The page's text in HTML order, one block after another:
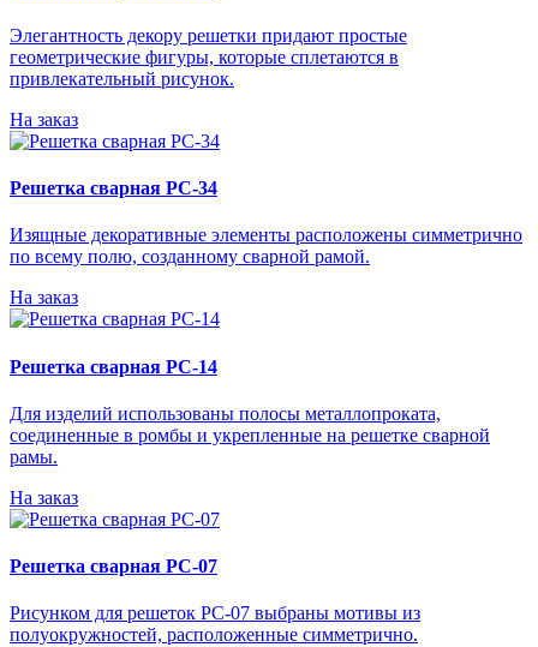
Элегантность декору решетки придают простые
геометрические фигуры, которые сплетаются в
привлекательный рисунок.
На заказ
Решетка сварная РС-34
Изящные декоративные элементы расположены симметрично
по всему полю, созданному сварной рамой.
На заказ
Решетка сварная РС-14
Для изделий использованы полосы металлопроката,
соединенные в ромбы и укрепленные на решетке сварной
рамы.
На заказ
Решетка сварная РС-07
Рисунком для решеток РС-07 выбраны мотивы из
полуокружностей, расположенные симметрично.